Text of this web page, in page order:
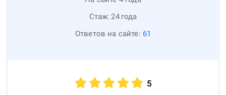
Стаж: 24 года
Ответов на сайте: 61
5